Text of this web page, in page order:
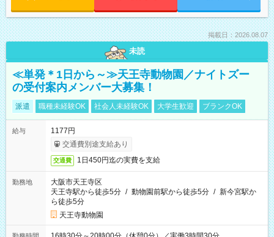
掲載日：2026.08.07
未読
≪単発＊1日から～≫天王寺動物園／ナイトズー
の受付案内メンバー大募集！
派遣 職種未経験OK 社会人未経験OK 大学生歓迎 ブランクOK
給与
1177円
交通費別途支給あり
交通費 1日450円迄の実費を支給
勤務地
大阪市天王寺区
天王寺駅から徒歩5分 / 動物園前駅から徒歩5分 / 新今宮駅か
ら徒歩5分
天王寺動物園